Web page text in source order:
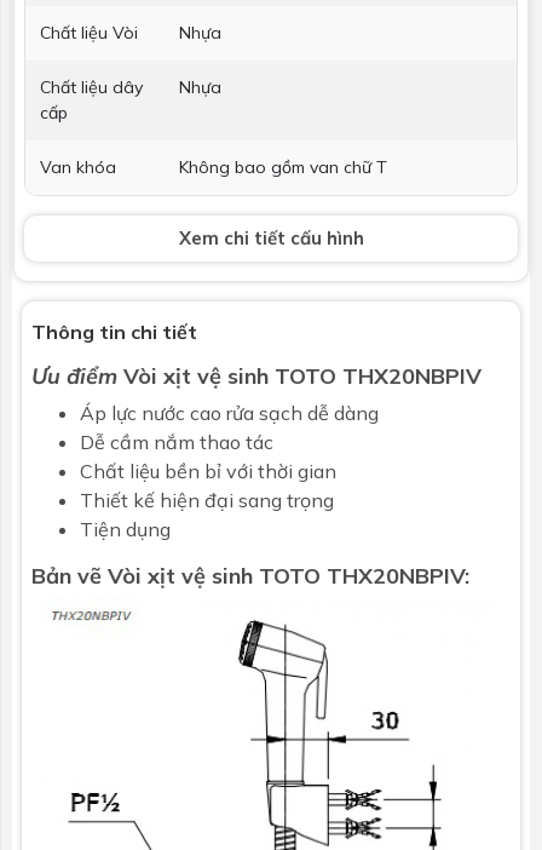
Chất liệu Vòi Nhựa
Chất liệu dây
cấp
Nhựa
Van khóa Không bao gồm van chữ T
Xem chi tiết cấu hình
Thông tin chi tiết
Ưu điểm Vòi xịt vệ sinh TOTO THX20NBPIV
Áp lực nước cao rửa sạch dễ dàng
Dễ cầm nắm thao tác
Chất liệu bền bỉ với thời gian
Thiết kế hiện đại sang trọng
Tiện dụng
Bản vẽ Vòi xịt vệ sinh TOTO THX20NBPIV: